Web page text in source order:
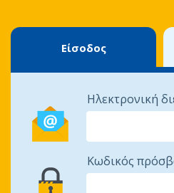
Είσοδος
Ηλεκτρονική
Κωδικός